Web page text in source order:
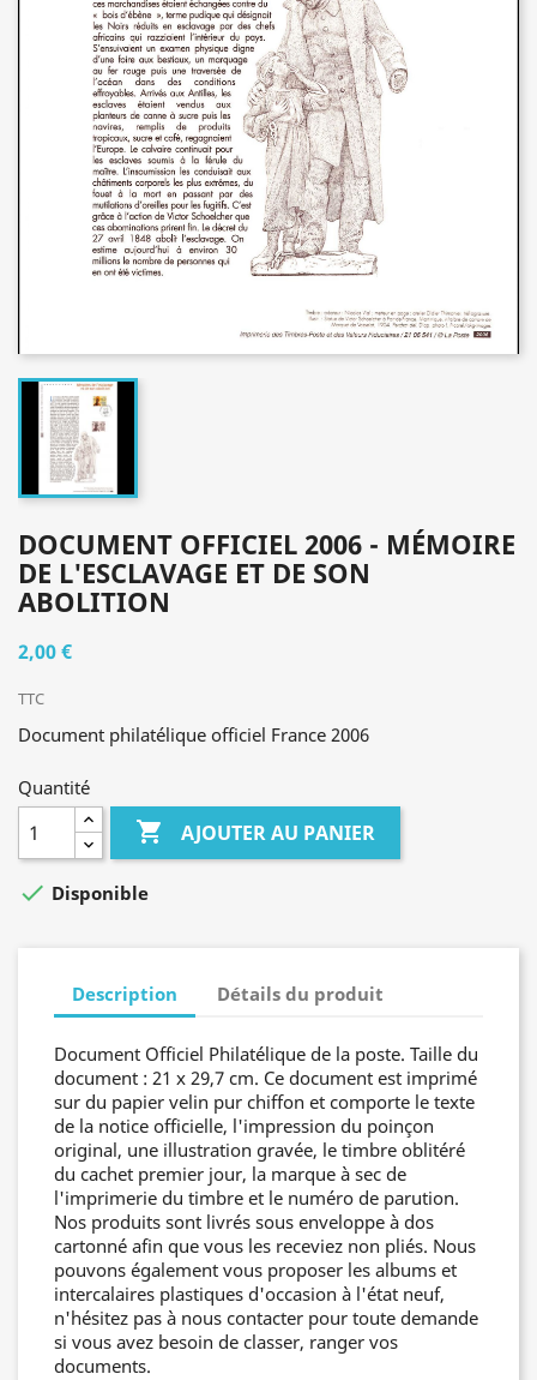
DOCUMENT OFFICIEL 2006 - MÉMOIRE
DE L'ESCLAVAGE ET DE SON
ABOLITION
2,00 €
TTC
Document philatélique officiel France 2006
Quantité
 AJOUTER AU PANIER
 Disponible
Description Détails du produit
Document Officiel Philatélique de la poste. Taille du
document : 21 x 29,7 cm. Ce document est imprimé
sur du papier velin pur chiffon et comporte le texte
de la notice officielle, l'impression du poinçon
original, une illustration gravée, le timbre oblitéré
du cachet premier jour, la marque à sec de
l'imprimerie du timbre et le numéro de parution.
Nos produits sont livrés sous enveloppe à dos
cartonné afin que vous les receviez non pliés. Nous
pouvons également vous proposer les albums et
intercalaires plastiques d'occasion à l'état neuf,
n'hésitez pas à nous contacter pour toute demande
si vous avez besoin de classer, ranger vos
documents.